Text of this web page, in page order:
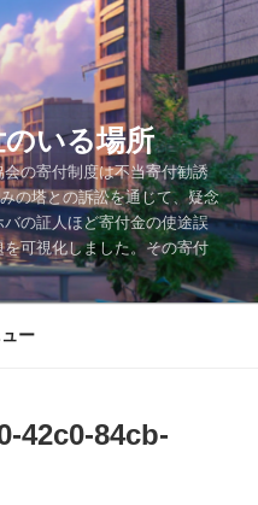
いる場所
の寄付制度は不当寄付勧誘
の塔との訴訟を通じて、疑念
の証人ほど寄付金の使途誤
可視化しました。その寄付
ー
42c0-84cb-